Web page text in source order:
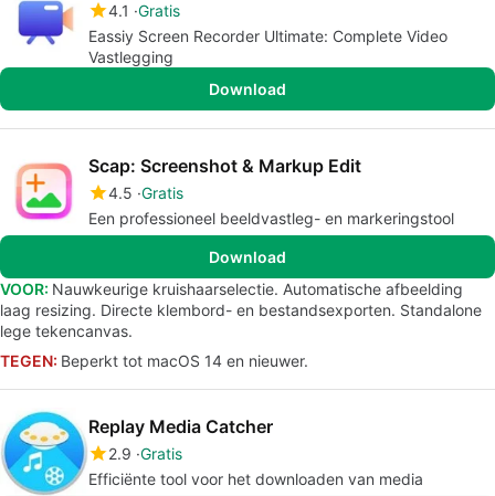
4.1 Gratis
Eassiy Screen Recorder Ultimate: Complete Video
Vastlegging
Download
Scap: Screenshot & Markup Edit
4.5 Gratis
Een professioneel beeldvastleg- en markeringstool
Download
VOOR: Nauwkeurige kruishaarselectie. Automatische afbeelding
laag resizing. Directe klembord- en bestandsexporten. Standalone
lege tekencanvas.
TEGEN: Beperkt tot macOS 14 en nieuwer.
Replay Media Catcher
2.9 Gratis
Efficiënte tool voor het downloaden van media